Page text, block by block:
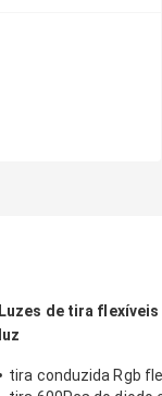
Luzes de tira
luz
tira conduzida Rgb